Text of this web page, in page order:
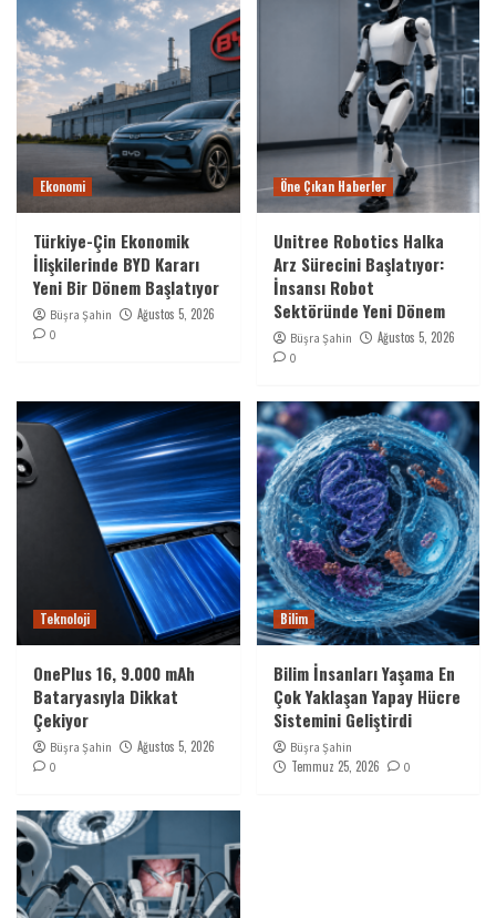
Ekonomi
Türkiye-Çin Ekonomik
İlişkilerinde BYD Kararı
Yeni Bir Dönem Başlatıyor
Büşra Şahin Ağustos 5, 2026
0
Öne Çıkan Haberler
Unitree Robotics Halka
Arz Sürecini Başlatıyor:
İnsansı Robot
Sektöründe Yeni Dönem
Büşra Şahin Ağustos 5, 2026
0
Teknoloji
OnePlus 16, 9.000 mAh
Bataryasıyla Dikkat
Çekiyor
Büşra Şahin Ağustos 5, 2026
0
Bilim
Bilim İnsanları Yaşama En
Çok Yaklaşan Yapay Hücre
Sistemini Geliştirdi
Büşra Şahin
Temmuz 25, 2026 0